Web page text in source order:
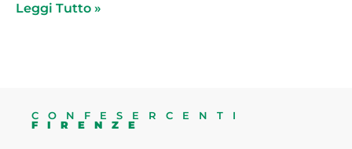
Leggi Tutto »
CONFESERCENTI
FIRENZE